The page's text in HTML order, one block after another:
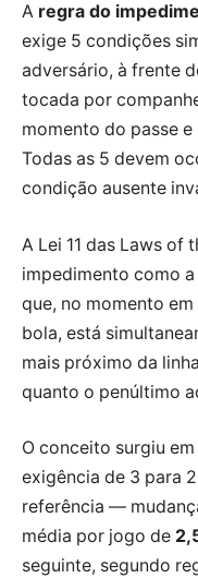
A regra do
exige 5 condições
adversário, à frente
tocada por
momento do passe
Todas as 5 devem
condição ausente
A Lei 11 das Laws of
impedimento como
que, no momento
bola, está
mais próximo da
quanto o penúltimo
O conceito surgiu
exigência de 3 para
referência —
média por jogo de
seguinte, segundo